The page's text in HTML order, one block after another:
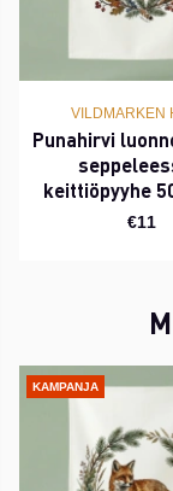
VILDMARKEN
Punahirvi
keittiöpyyhe
€11
KAMPANJA